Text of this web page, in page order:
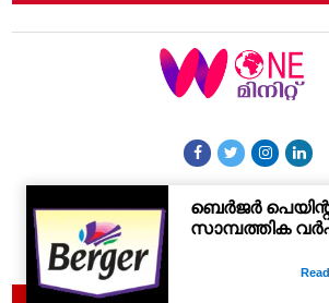
More Sections
Contact Us